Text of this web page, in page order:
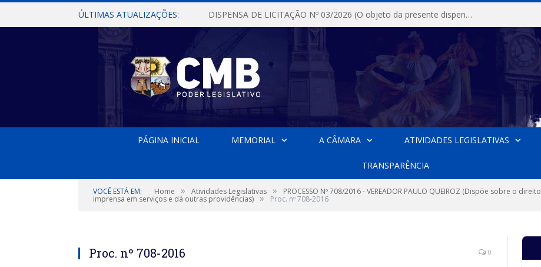
ÚLTIMAS ATUALIZAÇÕES: DISPENSA DE LICITAÇÃO Nº 03/2026 (O objeto da presente dispensa é a escolha da proposta mais vantajosa para a aquisição, de aparelhos de ar condicionado, tipo Split, com material de instalação e fogão industrial, conforme condições, quantidades e exigências estabelecidas no termo de referencia e neste aviso de contratação direta e seus anexos)
PÁGINA INICIAL MEMORIAL A CÂMARA ATIVIDADES LEGISLATIVAS
TRANSPARÊNCIA
VOCÊ ESTÁ EM: Home » Atividades Legislativas » PROCESSO Nº 708/2016 - VEREADOR PAULO QUEIROZ (Dispõe sobre o
imprensa em serviços e dá outras providências) » Proc. nº 708-2016
Proc. nº 708-2016 0